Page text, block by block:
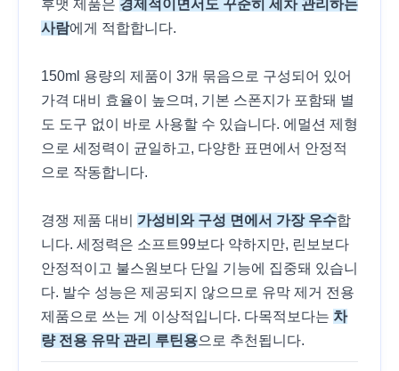
후맷 제품은 경제적이면서도 꾸준히 세차 관리하는
사람에게 적합합니다.
150ml 용량의 제품이 3개 묶음으로 구성되어 있어
가격 대비 효율이 높으며, 기본 스폰지가 포함돼 별
도 도구 없이 바로 사용할 수 있습니다. 에멀션 제형
으로 세정력이 균일하고, 다양한 표면에서 안정적
으로 작동합니다.
경쟁 제품 대비 가성비와 구성 면에서 가장 우수합
니다. 세정력은 소프트99보다 약하지만, 린보보다
안정적이고 불스원보다 단일 기능에 집중돼 있습니
다. 발수 성능은 제공되지 않으므로 유막 제거 전용
제품으로 쓰는 게 이상적입니다. 다목적보다는 차
량 전용 유막 관리 루틴용으로 추천됩니다.